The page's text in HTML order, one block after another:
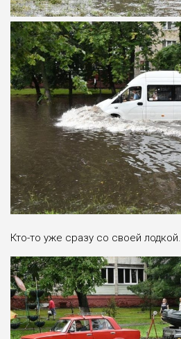
Кто-то уже сразу со своей лодкой.